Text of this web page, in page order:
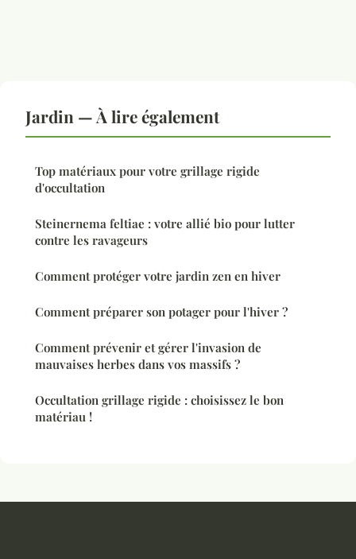
Jardin — À lire également
Top matériaux pour votre grillage rigide
d'occultation
Steinernema feltiae : votre allié bio pour lutter
contre les ravageurs
Comment protéger votre jardin zen en hiver
Comment préparer son potager pour l'hiver ?
Comment prévenir et gérer l'invasion de
mauvaises herbes dans vos massifs ?
Occultation grillage rigide : choisissez le bon
matériau !